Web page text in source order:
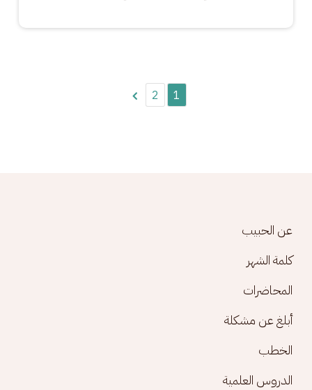
1
2
Footer menu
عن الحبيب
كلمة الشهر
المحاضرات
أبلغ عن مشكلة
الخطب
الدروس العلمية